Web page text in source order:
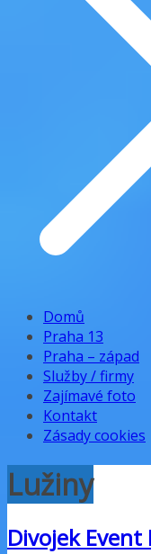
Domů
Praha 13
Praha – západ
Služby / firmy
Zajímavé foto
Kontakt
Zásady cookies
Lužiny
Divojek Event